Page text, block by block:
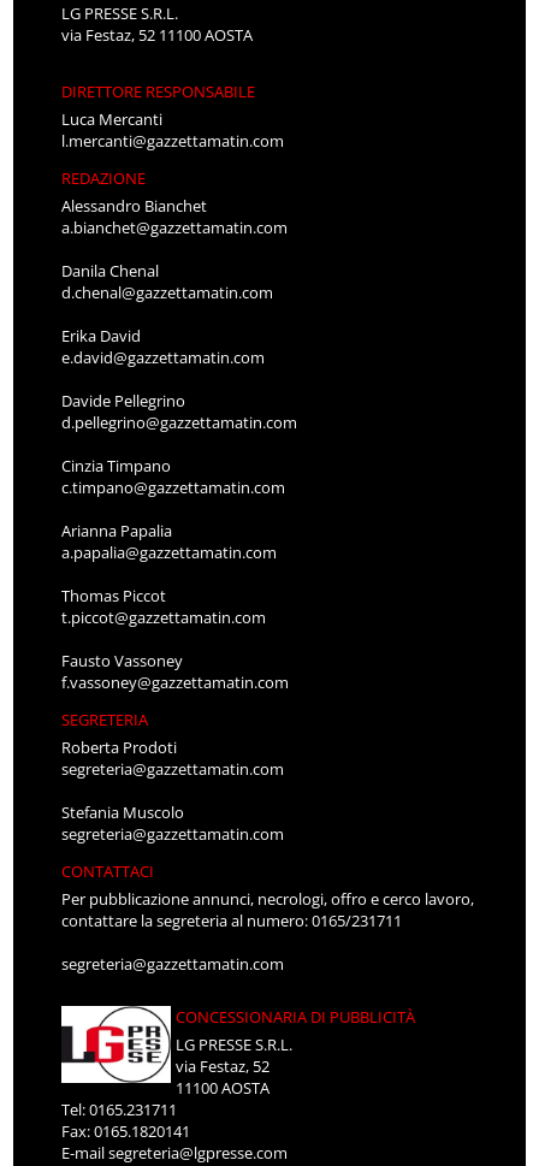
LG PRESSE S.R.L.
via Festaz, 52 11100 AOSTA
DIRETTORE RESPONSABILE
Luca Mercanti
l.mercanti@gazzettamatin.com
REDAZIONE
Alessandro Bianchet
a.bianchet@gazzettamatin.com
Danila Chenal
d.chenal@gazzettamatin.com
Erika David
e.david@gazzettamatin.com
Davide Pellegrino
d.pellegrino@gazzettamatin.com
Cinzia Timpano
c.timpano@gazzettamatin.com
Arianna Papalia
a.papalia@gazzettamatin.com
Thomas Piccot
t.piccot@gazzettamatin.com
Fausto Vassoney
f.vassoney@gazzettamatin.com
SEGRETERIA
Roberta Prodoti
segreteria@gazzettamatin.com
Stefania Muscolo
segreteria@gazzettamatin.com
CONTATTACI
Per pubblicazione annunci, necrologi, offro e cerco lavoro,
contattare la segreteria al numero: 0165/231711
segreteria@gazzettamatin.com
CONCESSIONARIA DI PUBBLICITÀ
LG PRESSE S.R.L.
via Festaz, 52
11100 AOSTA
Tel: 0165.231711
Fax: 0165.1820141
E-mailsegreteria@lgpresse.com